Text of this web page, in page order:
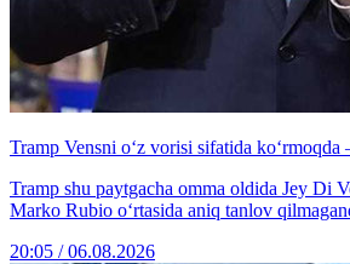
Tramp Vensni o‘z vorisi sifatida
Tramp shu paytgacha omma oldida Jey Di
Marko Rubio o‘rtasida aniq tanlov
20:05 / 06.08.2026